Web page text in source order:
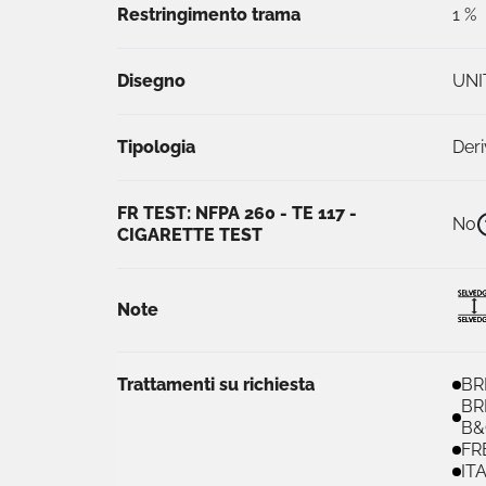
Restringimento trama 1 %
Disegno
Tipologia
FR TEST: NFPA 260 - TE 117 -
CIGARETTE TEST
No
Note
Trattamenti su richiesta